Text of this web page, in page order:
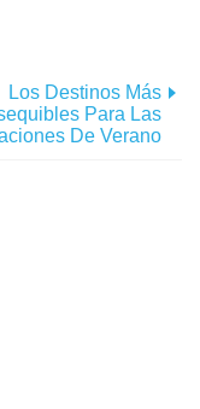
Los Destinos Más
Para Las
De Verano